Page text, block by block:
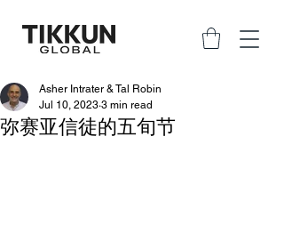
弥赛亚信徒的五旬节
Asher Intrater & Tal Robin
Jul 10, 2023 3 min read